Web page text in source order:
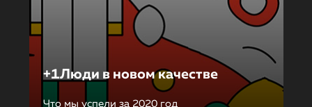
+1Люди в новом качестве
Что мы успели за 2020 год